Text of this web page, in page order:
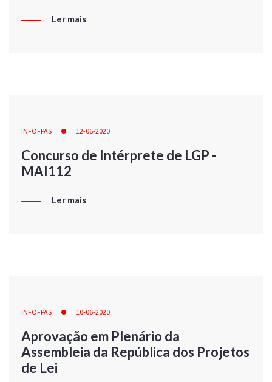
Ler mais
INFOFPAS 12-06-2020
Concurso de Intérprete de LGP -
MAI112
Ler mais
INFOFPAS 10-06-2020
Aprovação em Plenário da
Assembleia da República dos Projetos
de Lei